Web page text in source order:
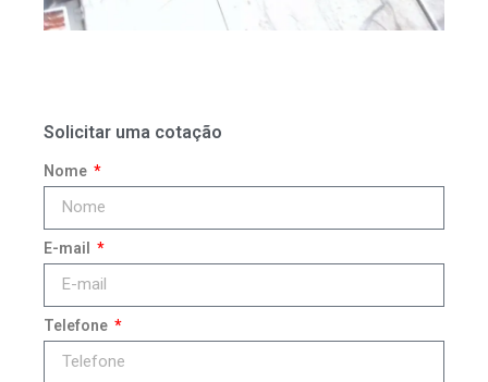
Solicitar uma cotação
Nome
E-mail
Telefone